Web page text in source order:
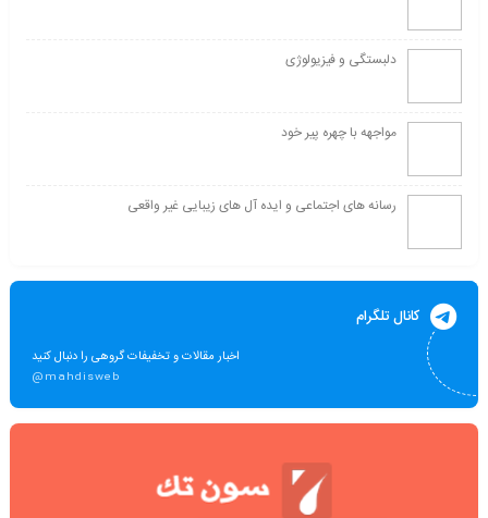
دلبستگی و فیزیولوژی
مواجهه با چهره پیر خود
رسانه های اجتماعی و ایده آل های زیبایی غیر واقعی
کانال تلگرام
اخبار مقالات و تخفیفات گروهی را دنبال کنید
@mahdisweb